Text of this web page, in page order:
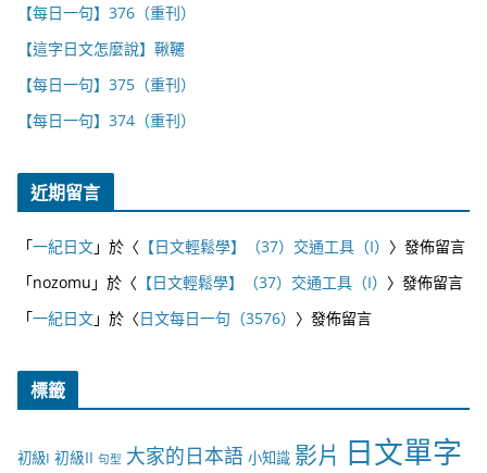
【每日一句】376（重刊）
【這字日文怎麼說】鞦韆
【每日一句】375（重刊）
【每日一句】374（重刊）
近期留言
「一紀日文」於〈 【日文輕鬆學】（37）交通工具（I） 〉發佈留言
「nozomu 」於〈 【日文輕鬆學】（37）交通工具（I） 〉發佈留言
「一紀日文」於〈日文每日一句（3576） 〉發佈留言
標籤
初級I 初級II 句型 大家的日本語 小知識 影片 日文單字